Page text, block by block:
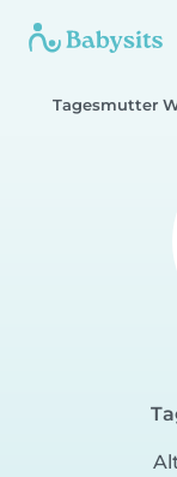
Tagesmutter